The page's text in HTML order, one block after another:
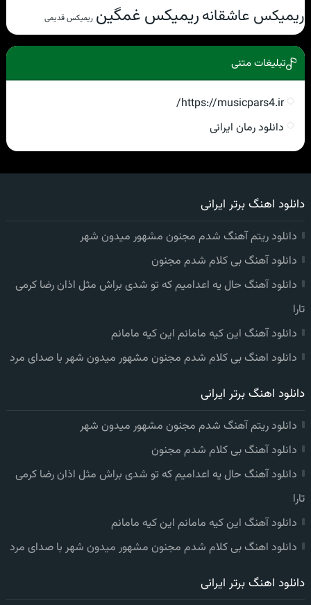
ریمیکس عاشقانهریمیکس غمگین ریمیکس قدیمی
تبلیغات متنی
https://musicpars4.ir/
دانلود رمان ایرانی
دانلود اهنگ برتر ایرانی
دانلود ریتم آهنگ شدم مجنون مشهور میدون شهر
دانلود آهنگ بی کلام شدم مجنون
دانلود آهنگ حال یه اعدامیم که تو شدی براش مثل اذان رضا کرمی
تارا
دانلود آهنگ این کیه مامانم این کیه مامانم
دانلود اهنگ بی کلام شدم مجنون مشهور میدون شهر با صدای مرد
دانلود اهنگ برتر ایرانی
دانلود ریتم آهنگ شدم مجنون مشهور میدون شهر
دانلود آهنگ بی کلام شدم مجنون
دانلود آهنگ حال یه اعدامیم که تو شدی براش مثل اذان رضا کرمی
تارا
دانلود آهنگ این کیه مامانم این کیه مامانم
دانلود اهنگ بی کلام شدم مجنون مشهور میدون شهر با صدای مرد
دانلود اهنگ برتر ایرانی